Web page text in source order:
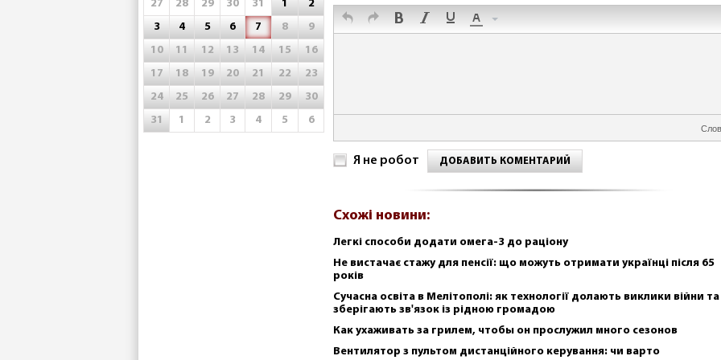
27 28 29 30 31 1
2
3
4 5 6 7 8
9
10
11 12 13 14 15
16
17
18 19 20 21 22
23
24
25 26 27 28 29
30
31
1 2 3 4 5 6
Я не робот ДОБАВИТЬ КОМЕНТАРИЙ
Схожі новини:
Легкі способи додати омега-3 до раціону
Не вистачає стажу для пенсії: що можуть отримати українці після 65
років
Сучасна освіта в Мелітополі: як технології долають виклики війни та
зберігають зв'язок із рідною громадою
Как ухаживать за грилем, чтобы он прослужил много сезонов
Вентилятор з пультом дистанційного керування: чи варто